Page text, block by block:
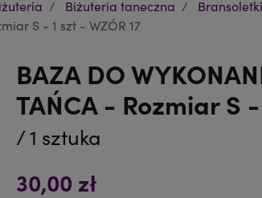
Biżuteria taneczna Bransoletki
S - 1 szt - WZÓR 17
BAZA DO
TAŃCA - Rozmiar S
/ 1 sztuka
30,00 zł